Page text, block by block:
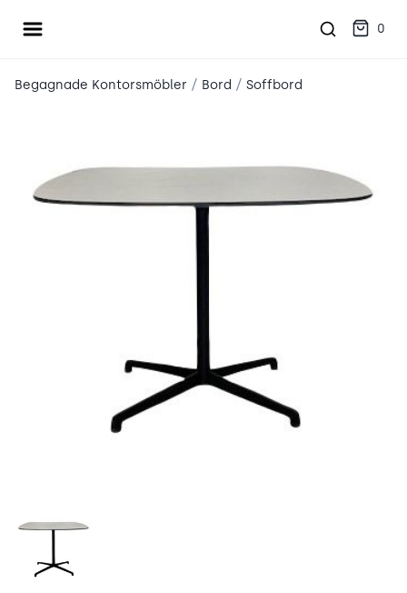
Öppna meny 0
Begagnade Kontorsmöbler / Bord / Soffbord
Lammhults-soffbord-Cooper-1.jpeg